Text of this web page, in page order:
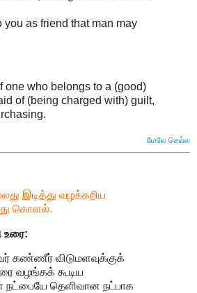
you as friend that man may
one who belongs to a (good)
of (being charged with) guilt,
.
மேலே செல்ல
இடித்து வழக்கறிய
கொளல்.
உரை:
கண்ணீர் விடுமளவுக்குக்
வழங்கக் கூடிய
நட்பையே தெளிவான நட்பாக